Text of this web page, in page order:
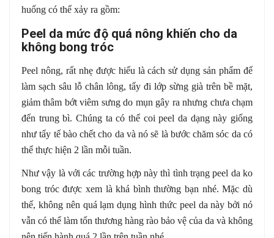
huống có thể xảy ra gồm:
Peel da mức độ quá nông khiến cho da
không bong tróc
Peel nông, rất nhẹ được hiểu là cách sử dụng sản phẩm để
làm sạch sâu lỗ chân lông, tẩy đi lớp sừng già trên bề mặt,
giảm thâm bớt viêm sưng do mụn gây ra nhưng chưa chạm
đến trung bì. Chúng ta có thể coi peel da dạng này giống
như tẩy tế bào chết cho da và nó sẽ là bước chăm sóc da có
thể thực hiện 2 lần mỗi tuần.
Như vậy là với các trường hợp này thì tình trạng peel da ko
bong tróc được xem là khá bình thường bạn nhé. Mặc dù
thế, không nên quá lạm dụng hình thức peel da này bởi nó
vẫn có thể làm tổn thương hàng rào bảo vệ của da và không